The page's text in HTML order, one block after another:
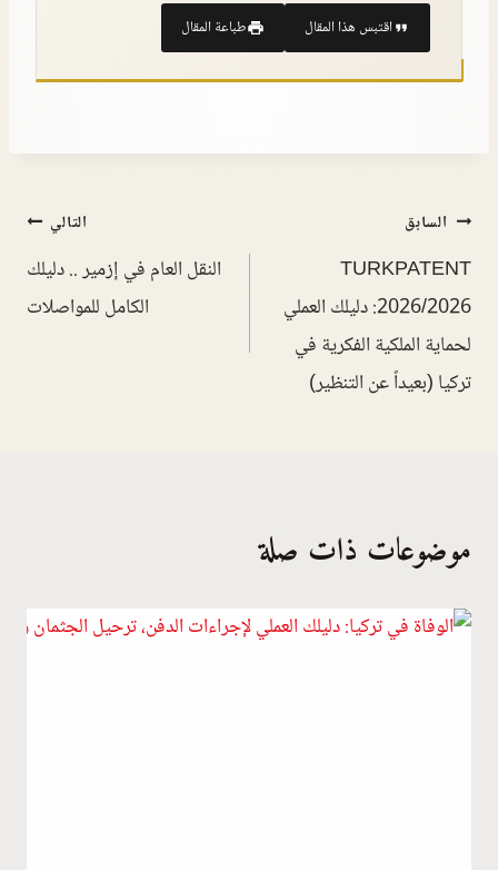
اقتبس هذا المقال طباعة المقال
السابق
TURKPATENT
2026/2026: دليلك العملي
لحماية الملكية الفكرية في
تركيا (بعيداً عن التنظير)
التالي
النقل العام في إزمير .. دليلك
الكامل للمواصلات
موضوعات ذات صلة